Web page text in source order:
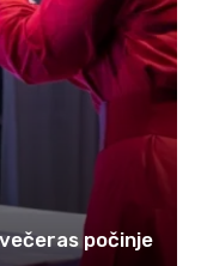
počinje